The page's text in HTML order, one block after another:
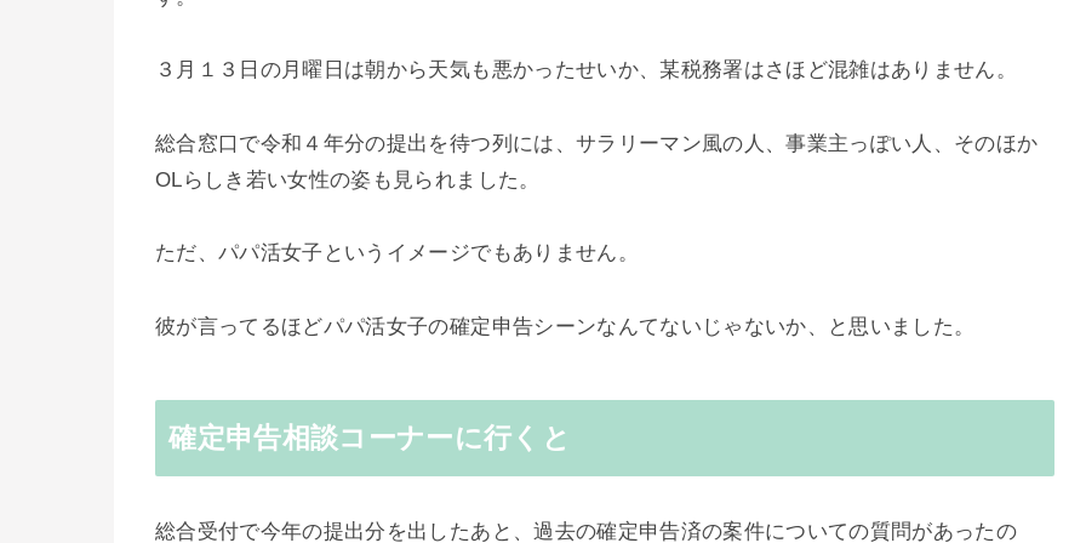
３月１３日の月曜日は朝から天気も悪かったせいか、某税務署はさほど混雑はありません。
総合窓口で令和４年分の提出を待つ列には、サラリーマン風の人、事業主っぽい人、そのほか
OLらしき若い女性の姿も見られました。
ただ、パパ活女子というイメージでもありません。
彼が言ってるほどパパ活女子の確定申告シーンなんてないじゃないか、と思いました。
確定申告相談コーナーに行くと
総合受付で今年の提出分を出したあと、過去の確定申告済の案件についての質問があったの